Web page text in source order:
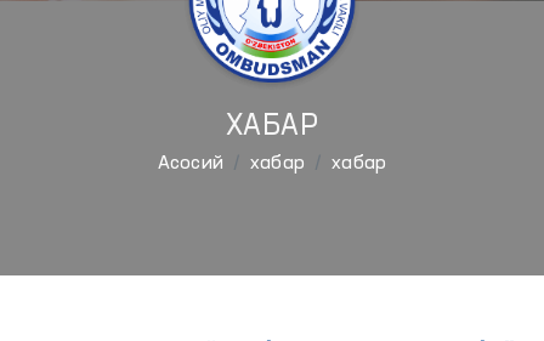
ХАБАР
Aсосий хабар хабар